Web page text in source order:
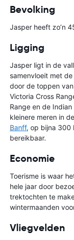
Bevolking
Jasper heeft zo’n
Ligging
Jasper ligt in de
samenvloeit met
door de toppen
Victoria Cross
Range en de
kleinere meren in
Banff, op bijna 300
bereikbaar.
Economie
Toerisme is waar
hele jaar door
trektochten te
wintermaanden
Vliegvelden